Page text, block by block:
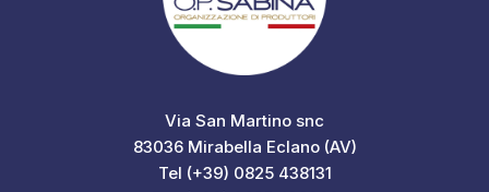
Via San Martino snc
83036 Mirabella Eclano (AV)
Tel (+39) 0825 438131